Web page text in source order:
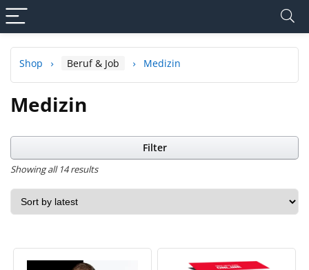
Shop Beruf & Job Medizin
Medizin
Filter
Showing all 14 results